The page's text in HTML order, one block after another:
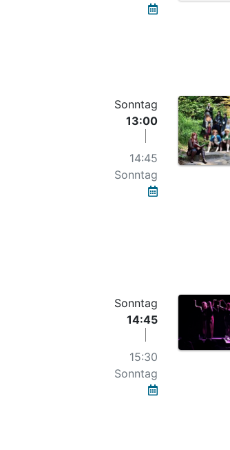
Sonntag
13:00
14:45
Sonntag
Sonntag
14:45
15:30
Sonntag